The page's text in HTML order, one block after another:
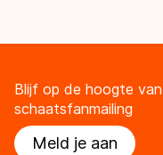
Blijf op de hoogte
schaatsfanmailing
Meld je aan